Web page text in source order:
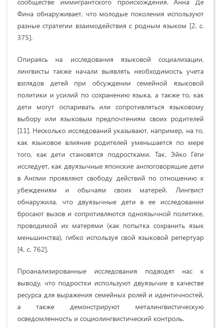
Фина обнаруживает, что молодые поколения используют
разные стратегии взаимодействия с родным языком [2, c.
375].
Опираясь на исследования языковой социализации,
лингвисты также начали выявлять необходимость учета
взглядов детей при обсуждении семейной языковой
политики и усилий по сохранению языка, а также то, как
дети могут оспаривать или сопротивляться языковому
выбору или языковым предпочтениям своих родителей
[11]. Несколько исследований указывают, например, на то,
как языковое влияние родителей уменьшается по мере
того, как дети становятся подростками. Так, Эйко Гёги
исследует, как двуязычные японские англоговорящие дети
в Англии проявляют свободу действий по отношению к
убеждениям и обычаям своих матерей. Лингвист
обнаружила, что двуязычные дети в ее исследовании
бросают вызов и сопротивляются одноязычной политике,
проводимой их матерями (как попытка сохранить язык
меньшинства), гибко используя свой языковой репертуар
[4, c. 762].
Проанализированные исследования подводят нас к
выводу, что подростки используют двуязычие в качестве
ресурса для выражения семейных ролей и идентичностей,
а также демонстрируют металингвистическую
осведомленность и социолингвистический контроль.